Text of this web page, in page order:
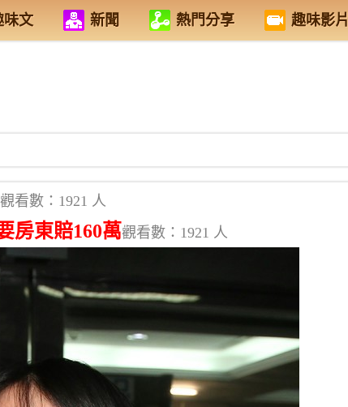
味文 新聞 熱門分享 趣味影片
觀看數：1921 人
房東賠160萬觀看數：1921 人